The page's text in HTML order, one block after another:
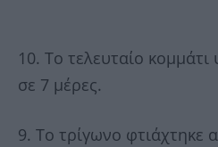
10. Το τελευταίο
σε 7 μέρες.
9. Το τρίγωνο φτιάχτηκε